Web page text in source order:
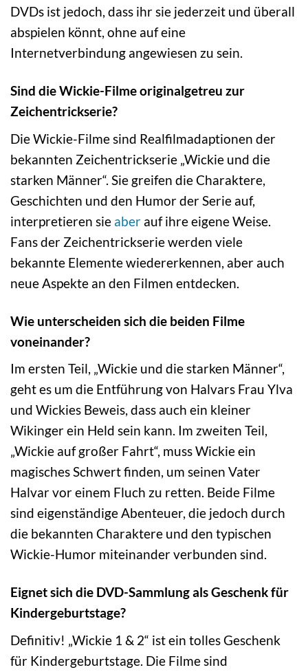
DVDs ist jedoch, dass ihr sie jederzeit und überall
abspielen könnt, ohne auf eine
Internetverbindung angewiesen zu sein.
Sind die Wickie-Filme originalgetreu zur
Zeichentrickserie?
Die Wickie-Filme sind Realfilmadaptionen der
bekannten Zeichentrickserie „Wickie und die
starken Männer“. Sie greifen die Charaktere,
Geschichten und den Humor der Serie auf,
interpretieren sie aber auf ihre eigene Weise.
Fans der Zeichentrickserie werden viele
bekannte Elemente wiedererkennen, aber auch
neue Aspekte an den Filmen entdecken.
Wie unterscheiden sich die beiden Filme
voneinander?
Im ersten Teil, „Wickie und die starken Männer“,
geht es um die Entführung von Halvars Frau Ylva
und Wickies Beweis, dass auch ein kleiner
Wikinger ein Held sein kann. Im zweiten Teil,
„Wickie auf großer Fahrt“, muss Wickie ein
magisches Schwert finden, um seinen Vater
Halvar vor einem Fluch zu retten. Beide Filme
sind eigenständige Abenteuer, die jedoch durch
die bekannten Charaktere und den typischen
Wickie-Humor miteinander verbunden sind.
Eignet sich die DVD-Sammlung als Geschenk für
Kindergeburtstage?
Definitiv! „Wickie 1 & 2“ ist ein tolles Geschenk
für Kindergeburtstage. Die Filme sind